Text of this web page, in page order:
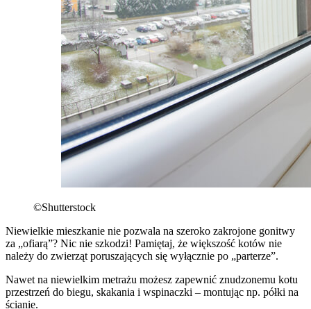
©Shutterstock
Niewielkie mieszkanie nie pozwala na szeroko zakrojone gonitwy
za „ofiarą”? Nic nie szkodzi! Pamiętaj, że większość kotów nie
należy do zwierząt poruszających się wyłącznie po „parterze”.
Nawet na niewielkim metrażu możesz zapewnić znudzonemu kotu
przestrzeń do biegu, skakania i wspinaczki – montując np. półki na
ścianie.